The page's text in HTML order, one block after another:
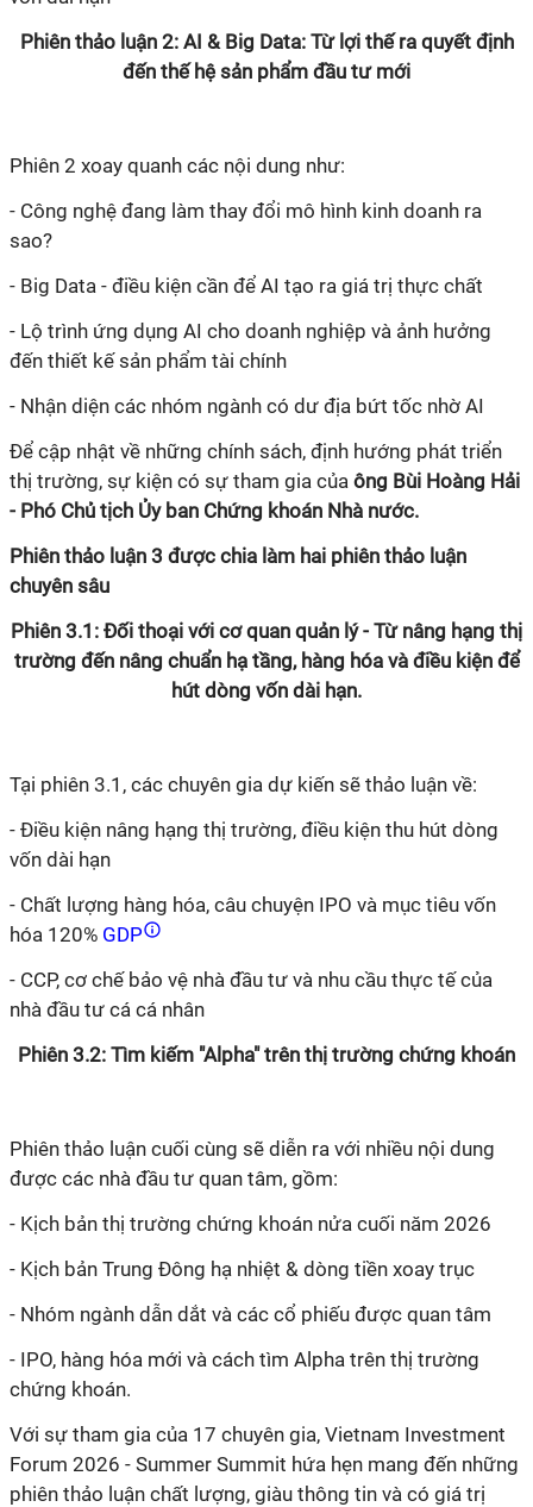
Phiên thảo luận 2: AI & Big Data: Từ lợi thế ra quyết định
đến thế hệ sản phẩm đầu tư mới
Phiên 2 xoay quanh các nội dung như:
- Công nghệ đang làm thay đổi mô hình kinh doanh ra
sao?
- Big Data - điều kiện cần để AI tạo ra giá trị thực chất
- Lộ trình ứng dụng AI cho doanh nghiệp và ảnh hưởng
đến thiết kế sản phẩm tài chính
- Nhận diện các nhóm ngành có dư địa bứt tốc nhờ AI
Để cập nhật về những chính sách, định hướng phát triển
thị trường, sự kiện có sự tham gia của ông Bùi Hoàng Hải
- Phó Chủ tịch Ủy ban Chứng khoán Nhà nước.
Phiên thảo luận 3 được chia làm hai phiên thảo luận
chuyên sâu
Phiên 3.1: Đối thoại với cơ quan quản lý - Từ nâng hạng thị
trường đến nâng chuẩn hạ tầng, hàng hóa và điều kiện để
hút dòng vốn dài hạn.
Tại phiên 3.1, các chuyên gia dự kiến sẽ thảo luận về:
- Điều kiện nâng hạng thị trường, điều kiện thu hút dòng
vốn dài hạn
- Chất lượng hàng hóa, câu chuyện IPO và mục tiêu vốn
hóa 120% GDP
- CCP, cơ chế bảo vệ nhà đầu tư và nhu cầu thực tế của
nhà đầu tư cá cá nhân
Phiên 3.2: Tìm kiếm "Alpha" trên thị trường chứng khoán
Phiên thảo luận cuối cùng sẽ diễn ra với nhiều nội dung
được các nhà đầu tư quan tâm, gồm:
- Kịch bản thị trường chứng khoán nửa cuối năm 2026
- Kịch bản Trung Đông hạ nhiệt & dòng tiền xoay trục
- Nhóm ngành dẫn dắt và các cổ phiếu được quan tâm
- IPO, hàng hóa mới và cách tìm Alpha trên thị trường
chứng khoán.
Với sự tham gia của 17 chuyên gia, Vietnam Investment
Forum 2026 - Summer Summit hứa hẹn mang đến những
phiên thảo luận chất lượng, giàu thông tin và có giá trị